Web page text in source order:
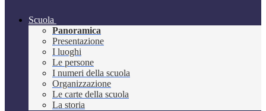
Scuola
Panoramica
Presentazione
I luoghi
Le persone
I numeri della scuola
Organizzazione
Le carte della scuola
La storia